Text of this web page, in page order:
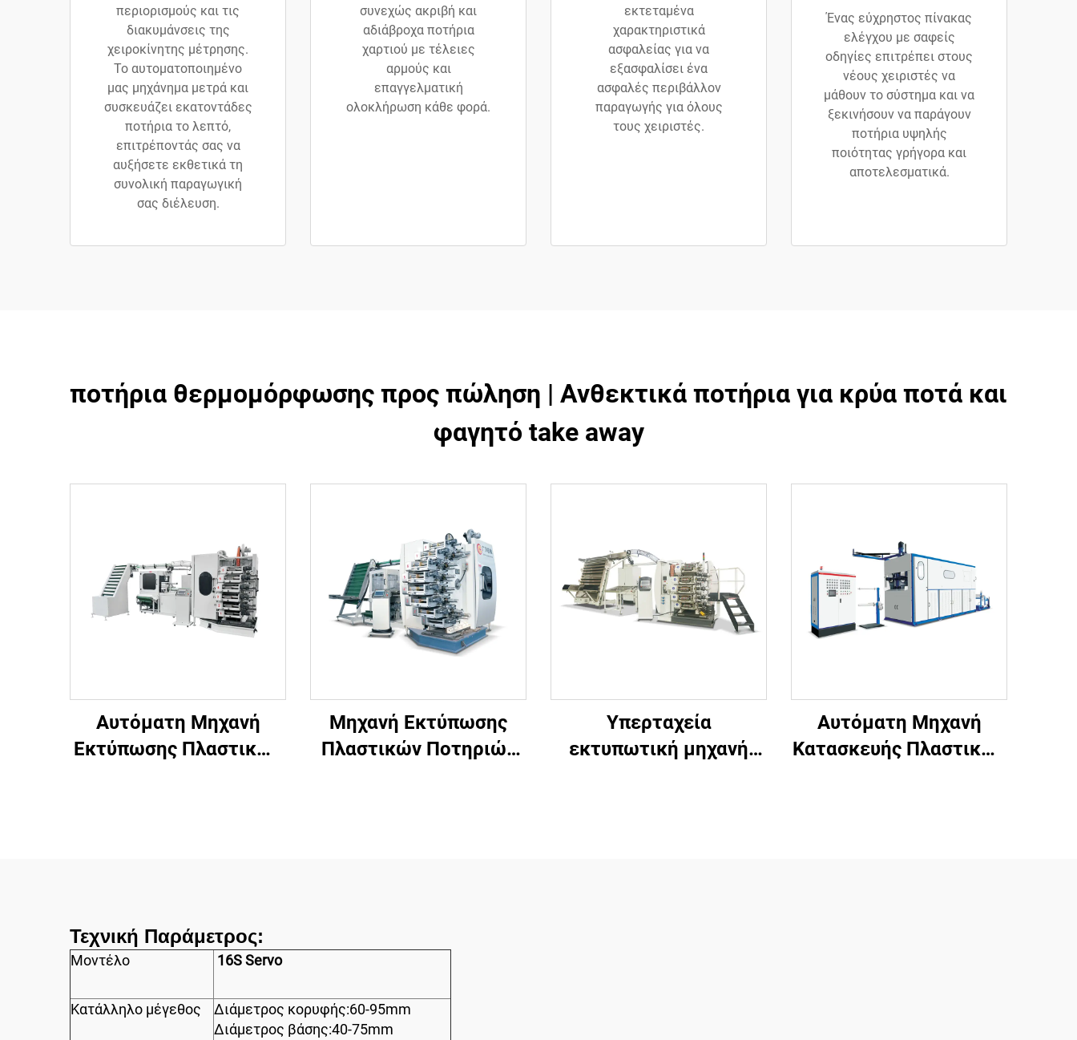
περιορισμούς και τις
διακυμάνσεις της
χειροκίνητης μέτρησης.
Το αυτοματοποιημένο
μας μηχάνημα μετρά και
συσκευάζει εκατοντάδες
ποτήρια το λεπτό,
επιτρέποντάς σας να
αυξήσετε εκθετικά τη
συνολική παραγωγική
σας διέλευση.
συνεχώς ακριβή και
αδιάβροχα ποτήρια
χαρτιού με τέλειες
αρμούς και
επαγγελματική
ολοκλήρωση κάθε φορά.
εκτεταμένα
χαρακτηριστικά
ασφαλείας για να
εξασφαλίσει ένα
ασφαλές περιβάλλον
παραγωγής για όλους
τους χειριστές.
Ένας εύχρηστος πίνακας
ελέγχου με σαφείς
οδηγίες επιτρέπει στους
νέους χειριστές να
μάθουν το σύστημα και να
ξεκινήσουν να παράγουν
ποτήρια υψηλής
ποιότητας γρήγορα και
αποτελεσματικά.
ποτήρια θερμομόρφωσης προς πώληση | Ανθεκτικά ποτήρια για κρύα ποτά και
φαγητό take away
Αυτόματη Μηχανή
Εκτύπωσης Πλαστικών
Μηχανή Εκτύπωσης
Πλαστικών Ποτηριών
Υπερταχεία
εκτυπωτική μηχανή
Αυτόματη Μηχανή
Κατασκευής Πλαστικών
Τεχνική Παράμετρος:
Μοντέλο 16S Servo
Κατάλληλο μέγεθος
Διάμετρος κορυφής:60-95mm
Διάμετρος βάσης:40-75mm